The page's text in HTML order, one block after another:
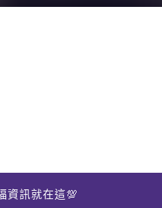
資訊就在這💯